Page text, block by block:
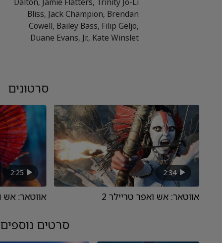
Bliss, Jack Champion, Brendan
Cowell, Bailey Bass, Filip Geljo,
Duane Evans, Jr., Kate Winslet
סרטונים
2:34
אווטאר: אש ואפר טריילר 2
2:25
אווטאר: אש
סרטים נוספים